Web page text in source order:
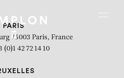
PARIS
75003 Paris, France
(0)1 42 72 14 10